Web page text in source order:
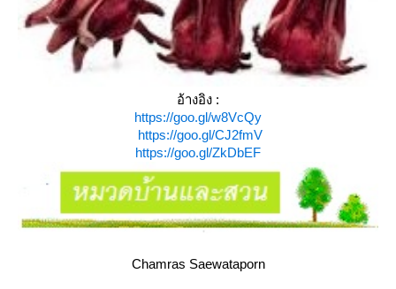
อ้างอิง :
https://goo.gl/w8VcQy
https://goo.gl/CJ2fmV
https://goo.gl/ZkDbEF
Chamras Saewataporn